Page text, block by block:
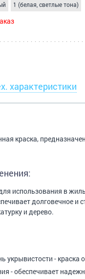
1 (белая, светлые тона)
характеристики
краска,
использования в
долговечное и
и дерево.
укрывистости -
- обеспечивает